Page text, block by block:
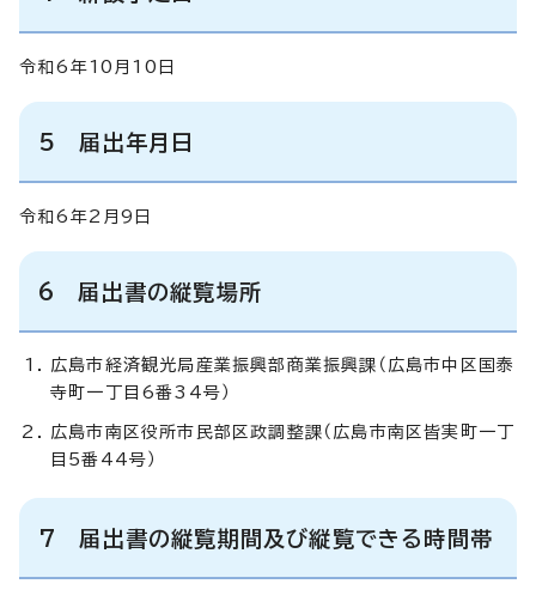
令和6年10月10日
5 届出年月日
令和6年2月9日
6 届出書の縦覧場所
広島市経済観光局産業振興部商業振興課（広島市中区国泰
寺町一丁目6番34号）
広島市南区役所市民部区政調整課（広島市南区皆実町一丁
目5番44号）
7 届出書の縦覧期間及び縦覧できる時間帯